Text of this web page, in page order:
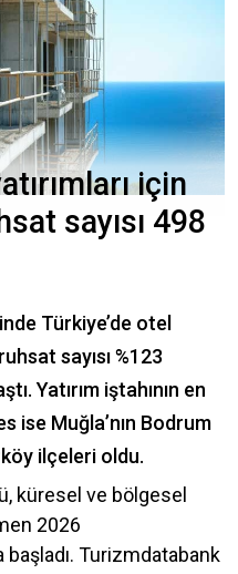
için
sayısı 498
Türkiye’de otel
sayısı %123
Yatırım iştahının en
ise Muğla’nın Bodrum
ilçeleri oldu.
küresel ve bölgesel
2026
başladı. Turizmdatabank